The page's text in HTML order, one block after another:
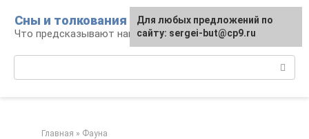
контенту
Сны и толкования
Что предсказывают нам наши сны
Главная » Фауна
Для любых предложений по
сайту: sergei-but@cp9.ru